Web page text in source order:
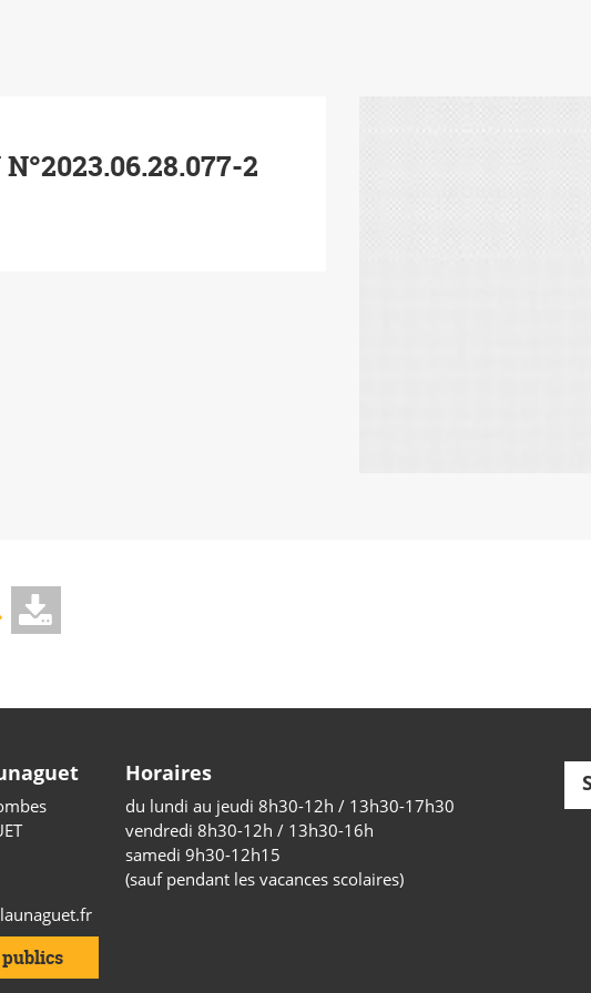
2
Horaires
du lundi au jeudi 8h30-12h / 13h30-17h30
vendredi 8h30-12h / 13h30-16h
samedi 9h30-12h15
(sauf pendant les vacances scolaires)